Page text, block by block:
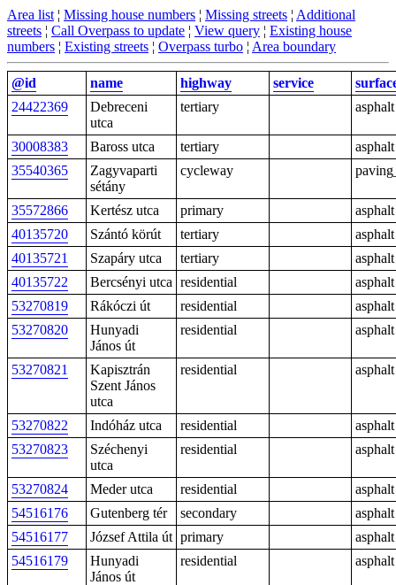
Area list ¦ Missing house numbers ¦ Missing streets ¦ Additional
streets ¦ Call Overpass to update ¦ View query ¦ Existing house
numbers ¦ Existing streets ¦ Overpass turbo ¦ Area boundary
@id name highway service
24422369
Debreceni
utca
tertiary asphalt
30008383 Baross utca tertiary
asphalt
35540365
Zagyvaparti
sétány
cycleway
35572866 Kertész utca primary
asphalt
40135720
Szántó körút tertiary
asphalt
40135721
Szapáry utca tertiary
asphalt
40135722
Bercsényi utca residential
asphalt
53270819
Rákóczi út residential
asphalt
53270820
Hunyadi
János út
residential asphalt
53270821
Kapisztrán
Szent János
utca
residential asphalt
53270822 Indóház utca residential
asphalt
53270823
Széchenyi
utca
residential asphalt
53270824 Meder utca residential
asphalt
54516176
Gutenberg tér secondary
asphalt
54516177
József Attila út primary
asphalt
54516179
Hunyadi
János út
residential asphalt